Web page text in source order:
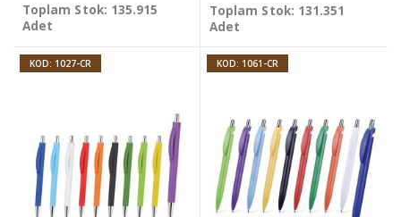
Toplam Stok: 135.915
Adet
Toplam Stok: 131.351
Adet
KOD: 1027-CR KOD: 1061-CR